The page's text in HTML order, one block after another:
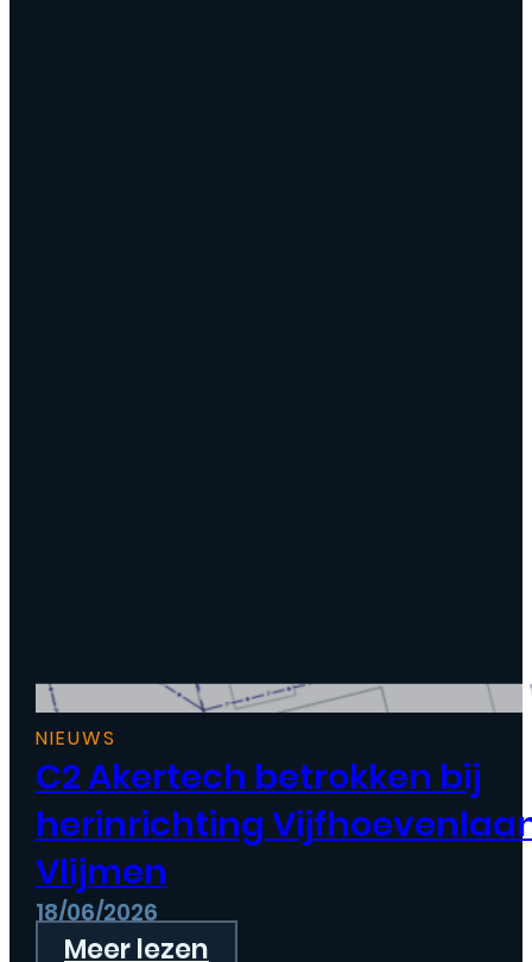
NIEUWS
C2 Akertech betrokken bij
herinrichting
Vlijmen
18/06/2026
Meer lezen